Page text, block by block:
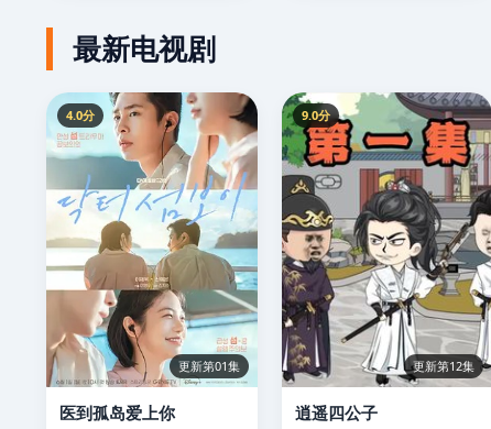
最新电视剧
4.0分
更新第01集
医到孤岛爱上你
9.0分
更新第12集
逍遥四公子